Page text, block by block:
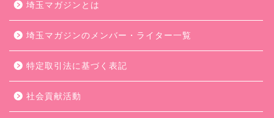
埼玉マガジンとは
埼玉マガジンのメンバー・ライター一覧
特定取引法に基づく表記
社会貢献活動